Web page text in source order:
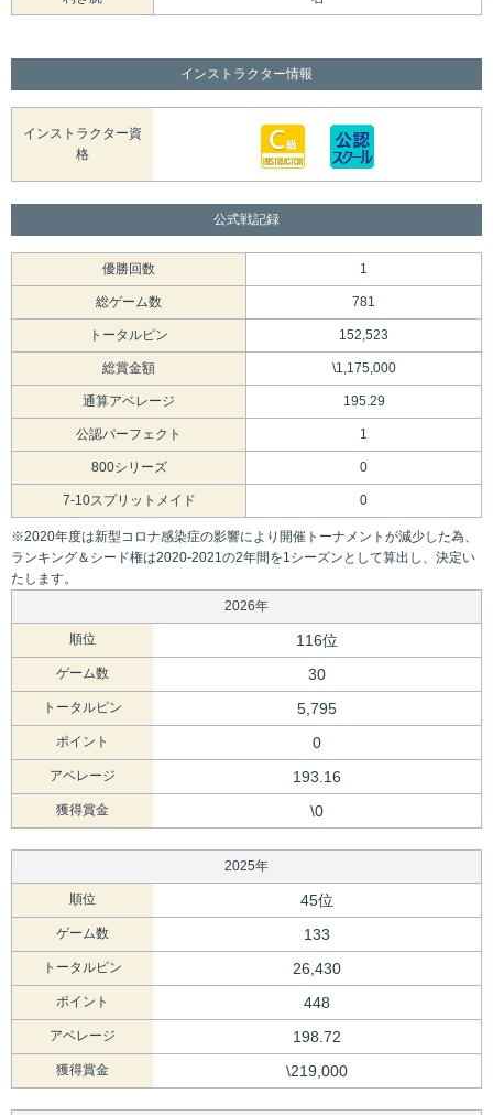
インストラクター情報
インストラクター資
格
公式戦記録
優勝回数 1
総ゲーム数 781
トータルピン 152,523
総賞金額 \1,175,000
通算アベレージ 195.29
公認パーフェクト 1
800シリーズ 0
7-10スプリットメイド 0
※2020年度は新型コロナ感染症の影響により開催トーナメントが減少した為、
ランキング＆シード権は2020-2021の2年間を1シーズンとして算出し、決定い
たします。
2026年
順位 116位
ゲーム数 30
トータルピン 5,795
ポイント 0
アベレージ 193.16
獲得賞金 \0
2025年
順位 45位
ゲーム数 133
トータルピン 26,430
ポイント 448
アベレージ 198.72
獲得賞金 \219,000